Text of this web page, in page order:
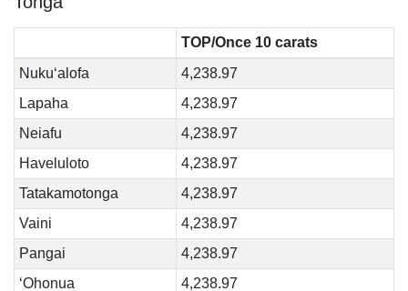
TOP/Once 10 carats
Nuku‘alofa
4,238.97
Lapaha
4,238.97
Neiafu
4,238.97
Haveluloto
4,238.97
Tatakamotonga
4,238.97
Vaini
4,238.97
Pangai
4,238.97
‘Ohonua
4,238.97